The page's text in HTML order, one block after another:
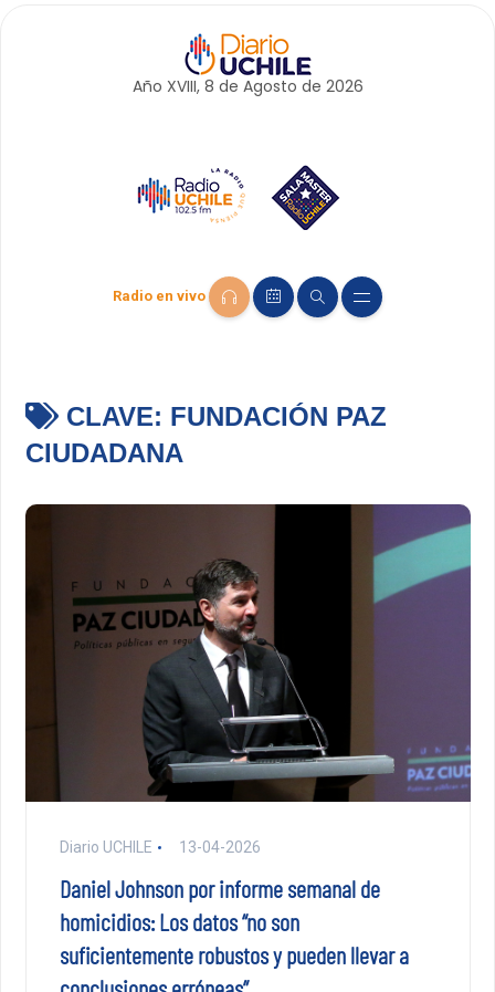
Año XVIII, 8 de Agosto de 2026
Radio en vivo
CLAVE: FUNDACIÓN PAZ
CIUDADANA
Diario UCHILE 13-04-2026
Daniel Johnson por informe semanal de
homicidios: Los datos “no son
suficientemente robustos y pueden llevar a